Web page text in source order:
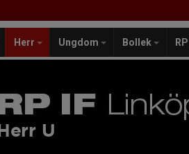
Herr Ungdom Bollek
Herr U